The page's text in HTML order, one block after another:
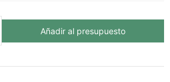
PASARELA
EQUILIBRIOS
Añadir al presupuesto